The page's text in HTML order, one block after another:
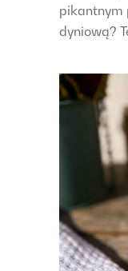
pikantnym
dyniową?